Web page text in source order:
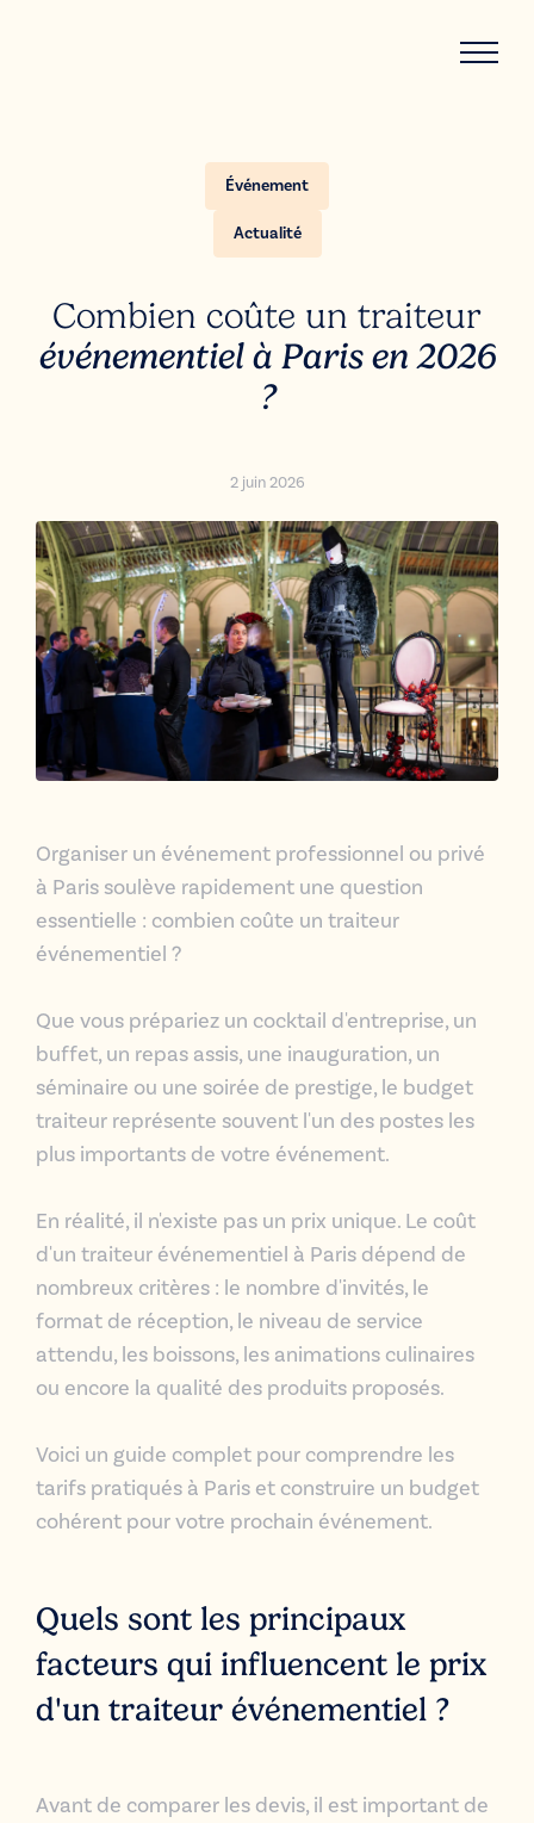
Événement
Actualité
Combien coûte un traiteur
événementiel à Paris en 2026
?
2 juin 2026
Organiser un événement professionnel ou privé
à Paris soulève rapidement une question
essentielle : combien coûte un traiteur
événementiel ?
Que vous prépariez un cocktail d'entreprise, un
buffet, un repas assis, une inauguration, un
séminaire ou une soirée de prestige, le budget
traiteur représente souvent l'un des postes les
plus importants de votre événement.
En réalité, il n'existe pas un prix unique. Le coût
d'un traiteur événementiel à Paris dépend de
nombreux critères : le nombre d'invités, le
format de réception, le niveau de service
attendu, les boissons, les animations culinaires
ou encore la qualité des produits proposés.
Voici un guide complet pour comprendre les
tarifs pratiqués à Paris et construire un budget
cohérent pour votre prochain événement.
Quels sont les principaux
facteurs qui influencent le prix
d'un traiteur événementiel ?
Avant de comparer les devis, il est important de